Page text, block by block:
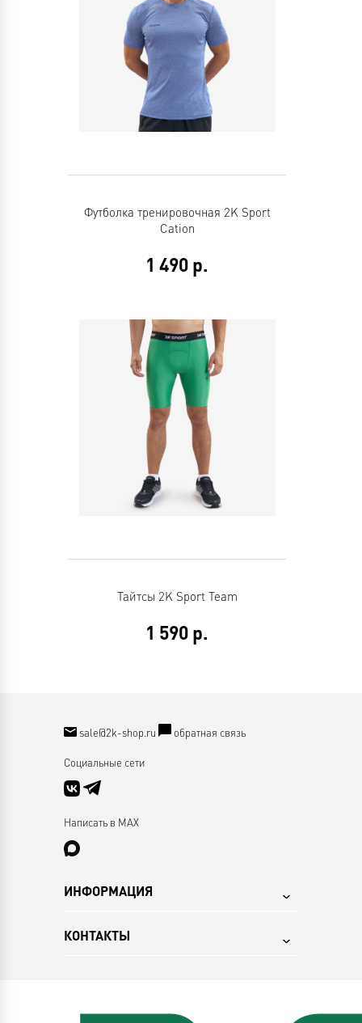
Футболка тренировочная 2K Sport
Cation
1 490 р.
Тайтсы 2K Sport Team
1 590 р.
sale@2k-shop.ru обратная связь
Социальные сети
Написать в MAX
ИНФОРМАЦИЯ
КОНТАКТЫ